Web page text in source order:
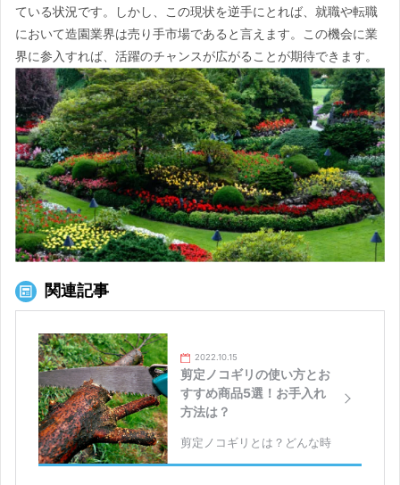
ている状況です。しかし、この現状を逆手にとれば、就職や転職
において造園業界は売り手市場であると言えます。この機会に業
界に参入すれば、活躍のチャンスが広がることが期待できます。